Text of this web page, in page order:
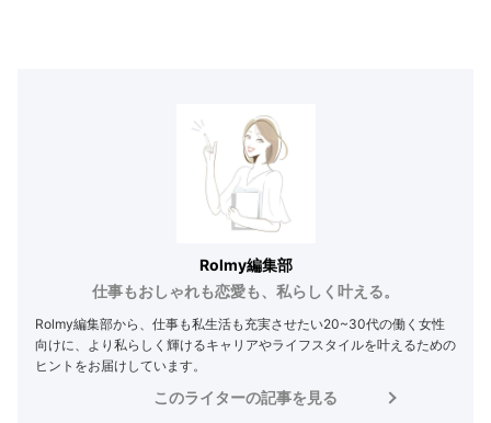
Rolmy編集部
仕事もおしゃれも恋愛も、私らしく叶える。
Rolmy編集部から、仕事も私生活も充実させたい20~30代の働く女性
向けに、より私らしく輝けるキャリアやライフスタイルを叶えるための
ヒントをお届けしています。
このライターの記事を見る